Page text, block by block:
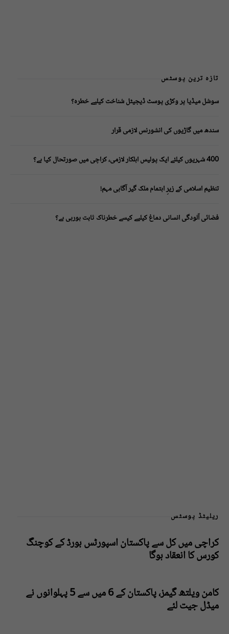
تازہ ترین پوسٹس
سوشل میڈیا پر وکڑی پوسٹ ڈیجیٹل شناخت کیلیے خطرہ؟
سندھ میں گاڑیوں کی انشورنس لازمی قرار
400 شہریوں کیلئے ایک پولیس اہلکار لازمی، کراچی میں صورتحال کیا ہے؟
تنظیم اسلامی کے زیرِ اہتمام ملک گیر آگاہی مہم!
فضائی آلودگی انسانی دماغ کیلیے کیسے خطرناک ثابت ہورہی ہے؟
ریلیٹڈ پوسٹس
کراچی میں کل سے پاکستان اسپورٹس بورڈ کے کوچنگ
کورس کا انعقاد ہوگا
کامن ویلتھ گیمز، پاکستان کے 6 میں سے 5 پہلوانوں نے
میڈل جیت لئے